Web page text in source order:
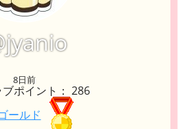
8日前
ブポイント： 286
ールド